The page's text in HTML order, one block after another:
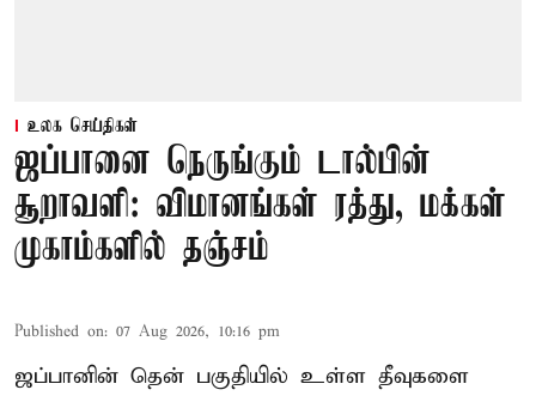
உலக செய்திகள்
ஜப்பானை நெருங்கும் டால்பின்
சூறாவளி: விமானங்கள் ரத்து, மக்கள்
முகாம்களில் தஞ்சம்
Published on: 07 Aug 2026, 10:16 pm
ஜப்பானின் தென் பகுதியில் உள்ள தீவுகளை